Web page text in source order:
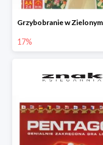
17%